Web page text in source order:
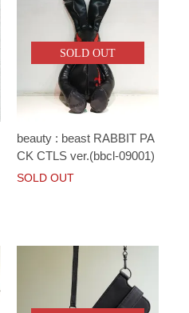
SOLD OUT
beauty : beast RABBIT PA
CK CTLS ver.(bbcl-09001)
SOLD OUT